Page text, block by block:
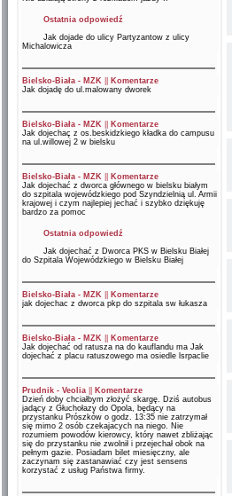
Ostatnia odpowiedź
Jak dojade do ulicy Partyzantow z ulicy
Michalowicza
Bielsko-Biała - MZK||
Komentarze
Jak dojadę do ul.malowany dworek
Bielsko-Biała - MZK||
Komentarze
Jak dojechaç z os.beskidzkiego kładka do campusu
na ul.willowej 2 w bielsku
Bielsko-Biała - MZK||
Komentarze
Jak dojechać z dworca głównego w bielsku białym
do szpitala wojewódzkiego pod Szyndzielnią ul. Armii
krajowej i czym najlepiej jechać i szybko dziękuję
bardzo za pomoc
Ostatnia odpowiedź
Jak dojechać z Dworca PKS w Bielsku Białej
do Szpitala Wojewódzkiego w Bielsku Białej
Bielsko-Biała - MZK||
Komentarze
jak dojechac z dworca pkp do szpitala sw łukasza
Bielsko-Biała - MZK||
Komentarze
Jak dojechać od ratusza na do kauflandu ma Jak
dojechać z placu ratuszowego ma osiedle lsrpaclie
Prudnik - Veolia||
Komentarze
Dzień doby chciałbym złożyć skargę. Dziś autobus
jadący z Głuchołazy do Opola, będący na
przystanku Prószków o godz. 13:35 nie zatrzymał
się mimo 2 osób czekajacych na niego. Nie
rozumiem powodów kierowcy, który nawet zbliżając
się do przystanku nie zwolnił i przejechał obok na
pełnym gazie. Posiadam bilet miesięczny, ale
zaczynam się zastanawiać czy jest sensens
korzystać z usług Państwa firmy.